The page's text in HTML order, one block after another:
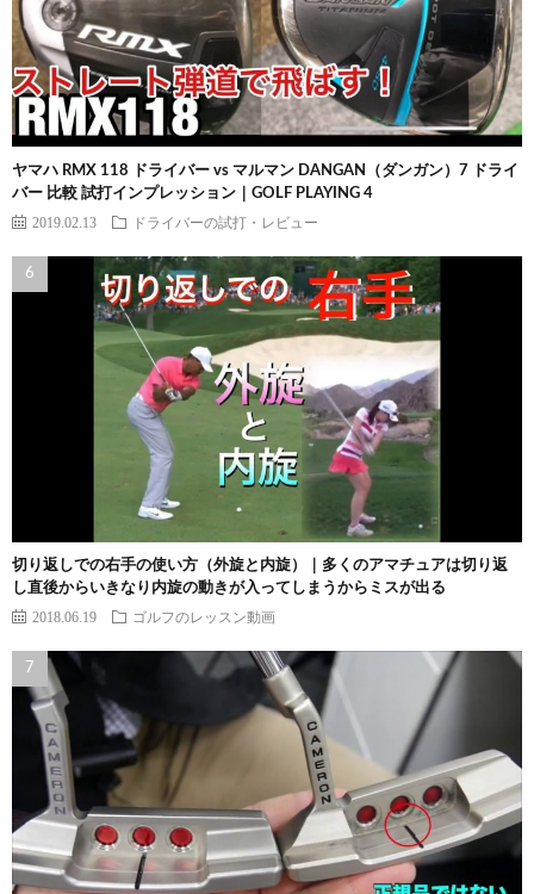
ヤマハ RMX 118 ドライバー vs マルマン DANGAN（ダンガン）7 ドライ
バー 比較 試打インプレッション｜GOLF PLAYING 4
2019.02.13 ドライバーの試打・レビュー
切り返しでの右手の使い方（外旋と内旋）｜多くのアマチュアは切り返
し直後からいきなり内旋の動きが入ってしまうからミスが出る
2018.06.19 ゴルフのレッスン動画